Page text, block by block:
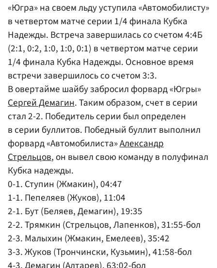
«Югра» на своем льду уступила «Автомобилисту»
в четвертом матче серии 1/4 финала Кубка
Надежды. Встреча завершилась со счетом 4:4Б
(2:1, 0:2, 1:0, 1:0, 0:1) в четвертом матче серии
1/4 финала Кубка Надежды. Основное время
встречи завершилось со счетом 3:3.
В овертайме шайбу забросил форвард «Югры»
Сергей Демагин. Таким образом, счет в серии
стал 2-2. Победитель серии был определен
в серии буллитов. Победный буллит выполнил
форвард «Автомобилиста»Александр
Стрельцов, он вывел свою команду в полуфинал
Кубка надежды.
0-1. Ступин (Жмакин), 04:47
1-1. Пепеляев (Жуков), 11:04
2-1. Бут (Беляев, Демагин), 19:35
2-2. Трямкин (Стрельцов, Лапенков), 31:55-бол
2-3. Малыхин (Жмакин, Емелеев), 35:42
3-3. Жуков (Трончински, Кузьмин), 41:58-бол